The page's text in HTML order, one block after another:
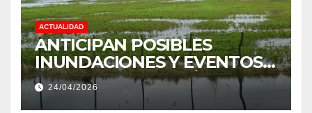
ACTUALIDAD
ANTICIPAN POSIBLES
INUNDACIONES Y EVENTOS
EXTREMOS: “PODRÍA SER UN
NIÑO MUY IMPORTANTE”
24/04/2026